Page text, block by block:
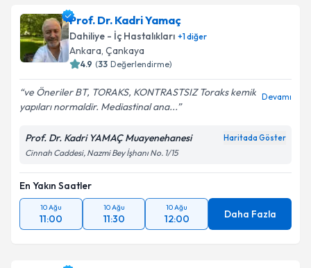
Prof. Dr. Kadri Yamaç
Dahiliye - İç Hastalıkları +1diğer
Ankara, Çankaya
4.9 (33 Değerlendirme)
ve Öneriler BT, TORAKS, KONTRASTSIZ Toraks kemik
yapıları normaldir. Mediastinal ana...
Devamı
Prof. Dr. Kadri YAMAÇ Muayenehanesi Haritada Göster
Cinnah Caddesi, Nazmi Bey İşhanı No. 1/15
En Yakın Saatler
10 Ağu
11:00
10 Ağu
11:30
10 Ağu
12:00 Daha Fazla